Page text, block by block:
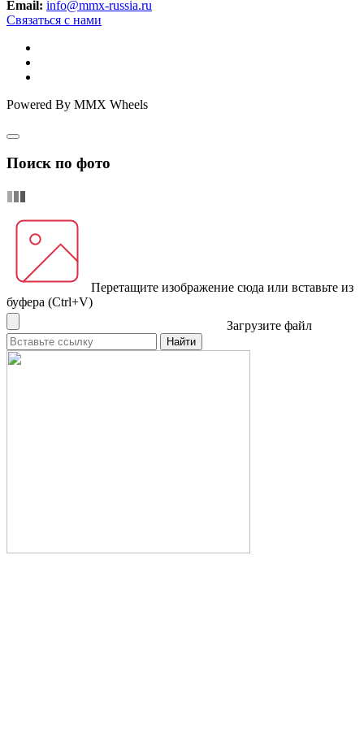
Email: info@mmx-russia.ru
Связаться с нами
Powered By MMX Wheels
Поиск по фото
Перетащите изображение сюда или вставьте из
буфера (Ctrl+V)
Загрузите файл
Найти